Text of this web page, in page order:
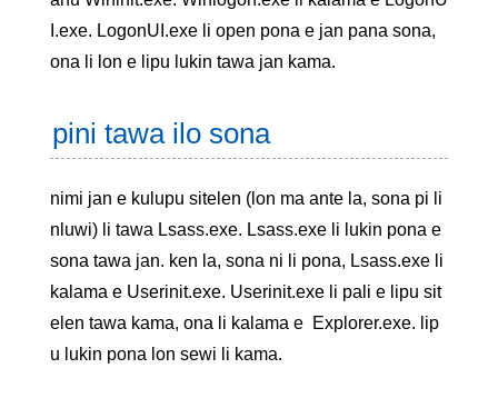
I.exe. LogonUI.exe li open pona e jan pana sona,
ona li lon e lipu lukin tawa jan kama.
pini tawa ilo sona
nimi jan e kulupu sitelen (lon ma ante la, sona pi li
nluwi) li tawa Lsass.exe. Lsass.exe li lukin pona e
sona tawa jan. ken la, sona ni li pona, Lsass.exe li
kalama e Userinit.exe. Userinit.exe li pali e lipu sit
elen tawa kama, ona li kalama e Explorer.exe. lip
u lukin pona lon sewi li kama.